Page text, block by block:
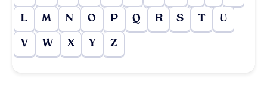
L M N O P Q R S T U
V W X Y Z